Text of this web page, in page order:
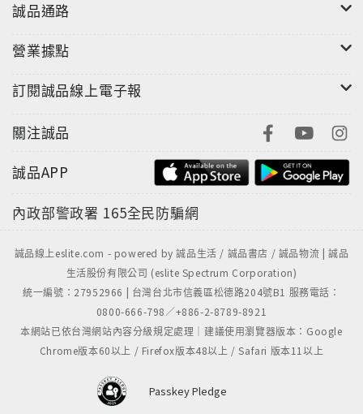
誠品通路
營業據點
訂閱誠品線上電子報
關注誠品
誠品APP
內政部警政署 165全民防騙網
誠品線上eslite.com - powered by 誠品生活 / 誠品書店 / 誠品物流 | 誠品
生活股份有限公司 (eslite Spectrum Corporation)
統一編號：27952966 | 台灣台北市信義區松德路204號B1 服務電話：
0800-666-798／+886-2-8789-8921
本網站已依台灣網站內容分級規定處理｜建議使用瀏覽器版本：Google
Chrome版本60以上 / Firefox版本48以上 / Safari 版本11以上
Passkey Pledge